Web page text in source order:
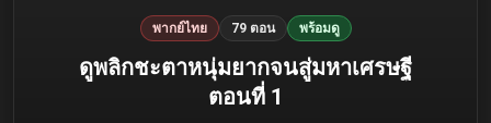
พากย์ไทย 79 ตอน พร้อมดู
ดูพลิกชะตาหนุ่มยากจนสู่มหาเศรษฐี
ตอนที่ 1